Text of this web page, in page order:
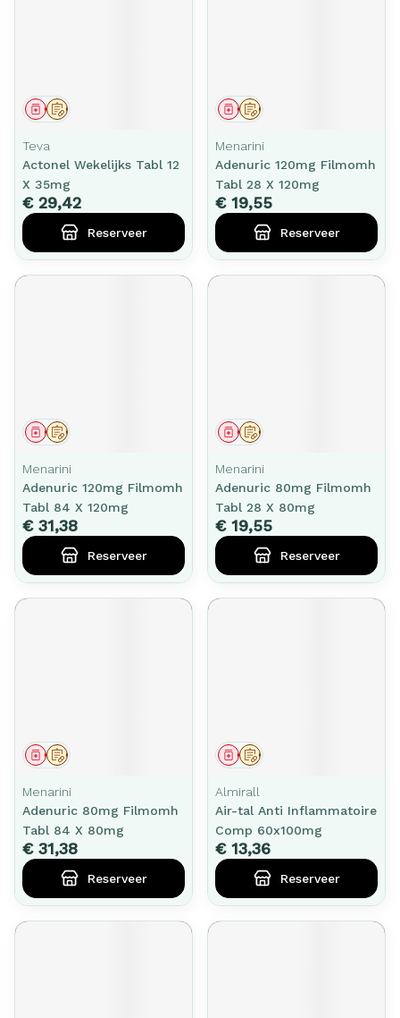
Op voorschrift
Geneesmiddel
Teva
Actonel Wekelijks Tabl 12
X 35mg
€ 29,42
Reserveer
Op voorschrift
Geneesmiddel
Menarini
Adenuric 120mg Filmomh
Tabl 28 X 120mg
€ 19,55
Reserveer
Op voorschrift
Geneesmiddel
Menarini
Adenuric 120mg Filmomh
Tabl 84 X 120mg
€ 31,38
Reserveer
Op voorschrift
Geneesmiddel
Menarini
Adenuric 80mg Filmomh
Tabl 28 X 80mg
€ 19,55
Reserveer
Op voorschrift
Geneesmiddel
Menarini
Adenuric 80mg Filmomh
Tabl 84 X 80mg
€ 31,38
Reserveer
Op voorschrift
Geneesmiddel
Almirall
Air-tal Anti Inflammatoire
Comp 60x100mg
€ 13,36
Reserveer